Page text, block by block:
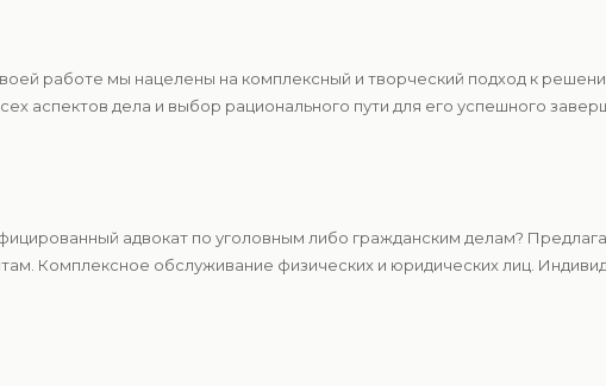
работе мы нацелены на комплексный и творческий подход к
аспектов дела и выбор рационального пути для его успешного
адвокат по уголовным либо гражданским делам?
Комплексное обслуживание физических и юридических лиц.